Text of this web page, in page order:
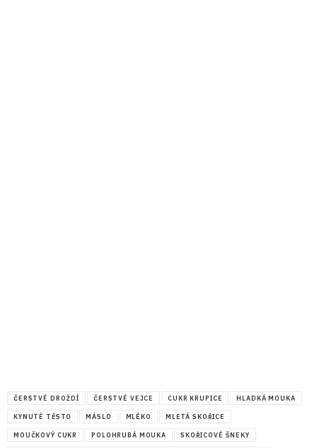
ČERSTVÉ DROŽDÍ ČERSTVÉ VEJCE CUKR KRUPICE HLADKÁ MOUKA
KYNUTÉ TĚSTO MÁSLO MLÉKO MLETÁ SKOŘICE
MOUČKOVÝ CUKR POLOHRUBÁ MOUKA SKOŘICOVÉ ŠNEKY